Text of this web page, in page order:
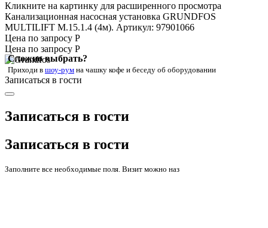
Кликните на картинку для расширенного просмотра
Канализационная насосная установка GRUNDFOS
MULTILIFT M.15.1.4 (4м). Артикул: 97901066
Цена по запросу Р
Цена по запросу Р
Сложно выбрать?
Приходи в шоу-рум на чашку кофе и беседу об оборудовании
Записаться в гости
Записаться в гости
Записаться в гости
Заполните все необходимые поля. Визит можно наз